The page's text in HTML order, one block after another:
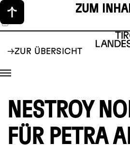
ZUM
ZUR ÜBERSICHT
NESTROY
FÜR PETRA